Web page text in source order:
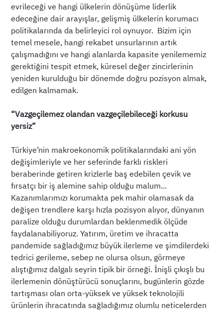
evrileceği ve hangi ülkelerin dönüşüme liderlik
edeceğine dair arayışlar, gelişmiş ülkelerin korumacı
politikalarında da belirleyici rol oynuyor. Bizim için
temel mesele, hangi rekabet unsurlarının artık
çalışmadığını ve hangi alanlarda kapasite yenilememiz
gerektiğini tespit etmek, küresel değer zincirlerinin
yeniden kurulduğu bir dönemde doğru pozisyon almak,
edilgen kalmamak.
“Vazgeçilemez olandan vazgeçilebileceği korkusu
yersiz”
Türkiye’nin makroekonomik politikalarındaki ani yön
değişimleriyle ve her seferinde farklı riskleri
beraberinde getiren krizlerle baş edebilen çevik ve
fırsatçı bir iş alemine sahip olduğu malum...
Kazanımlarımızı korumakta pek mahir olamasak da
değişen trendlere karşı hızla pozisyon alıyor, dünyanın
paralize olduğu durumlardan beklenmedik ölçüde
faydalanabiliyoruz. Yatırım, üretim ve ihracatta
pandemide sağladığımız büyük ilerleme ve şimdilerdeki
tedrici gerileme, sebep ne olursa olsun, görmeye
alıştığımız dalgalı seyrin tipik bir örneği. İnişli çıkışlı bu
ilerlemenin dönüştürücü sonuçlarını, bugünlerin gözde
tartışması olan orta-yüksek ve yüksek teknolojili
ürünlerin ihracatında sağladığımız olumlu neticelerden